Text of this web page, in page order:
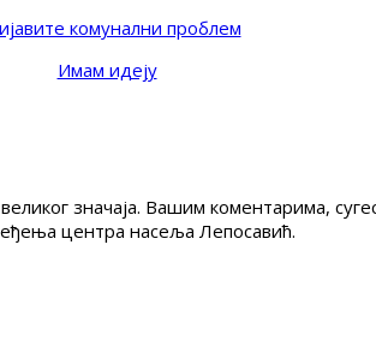
комунални проблем
Имам идеју
значаја. Вашим коментарима,
центра насеља Лепосавић.